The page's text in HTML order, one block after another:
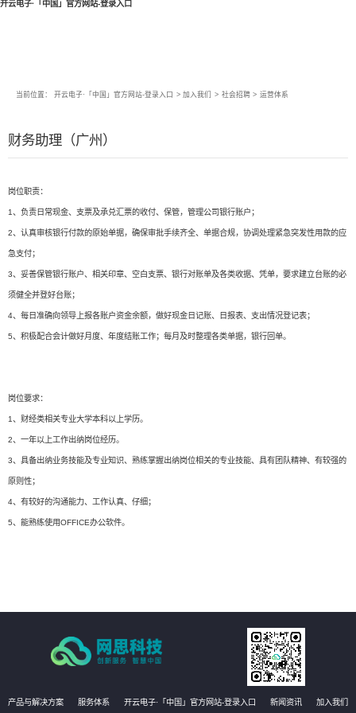
开云电子·「中国」官方网站-登录入口
当前位置： 开云电子·「中国」官方网站-登录入口 > 加入我们 > 社会招聘 > 运营体系
财务助理（广州）
岗位职责：
1、负责日常现金、支票及承兑汇票的收付、保管，管理公司银行账户；
2、认真审核银行付款的原始单据，确保审批手续齐全、单据合规，协调处理紧急突发性用款的应
急支付；
3、妥善保管银行账户、相关印章、空白支票、银行对账单及各类收据、凭单，要求建立台账的必
须健全并登好台账；
4、每日准确向领导上报各账户资金余额，做好现金日记账、日报表、支出情况登记表；
5、积极配合会计做好月度、年度结账工作；每月及时整理各类单据，银行回单。
岗位要求：
1、财经类相关专业大学本科以上学历。
2、一年以上工作出纳岗位经历。
3、具备出纳业务技能及专业知识、熟练掌握出纳岗位相关的专业技能、具有团队精神、有较强的
原则性；
4、有较好的沟通能力、工作认真、仔细；
5、能熟练使用OFFICE办公软件。
产品与解决方案 服务体系 开云电子·「中国」官方网站-登录入口 新闻资讯 加入我们